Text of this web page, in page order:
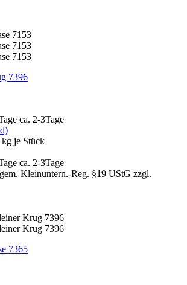
ca. 2-3Tage
kg je Stück
ca. 2-3Tage
Kleinuntern.-Reg. §19 UStG zzgl.